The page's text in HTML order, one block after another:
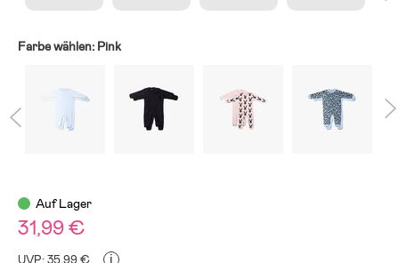
Farbe wählen: Pink
Auf Lager
31,99 €
UVP: 35,99 € i